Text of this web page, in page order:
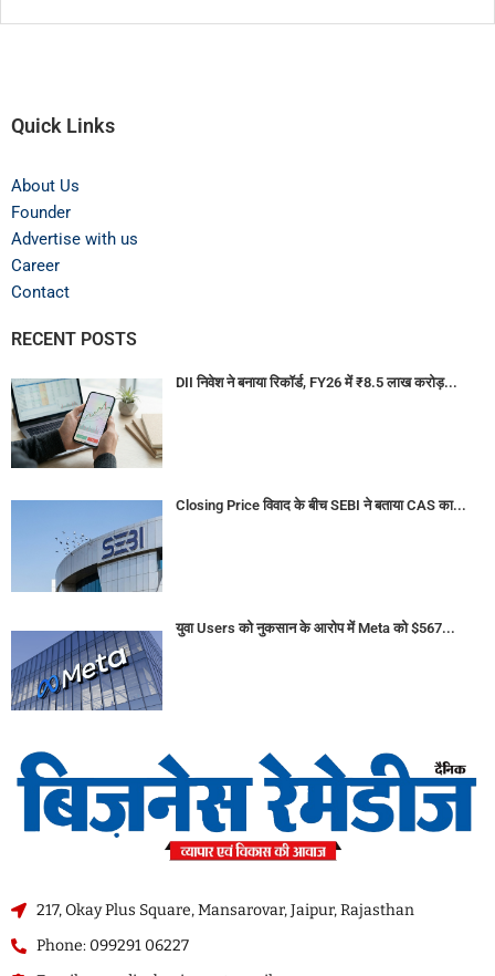
Quick Links
About Us
Founder
Advertise with us
Career
Contact
RECENT POSTS
DII निवेश ने बनाया रिकॉर्ड, FY26 में ₹8.5 लाख करोड़...
Closing Price विवाद के बीच SEBI ने बताया CAS का...
युवा Users को नुकसान के आरोप में Meta को $567...
217, Okay Plus Square, Mansarovar, Jaipur, Rajasthan
Phone: 099291 06227